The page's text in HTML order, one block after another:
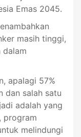
Emas 2045.
masih tinggi,
dalam
apalagi 57%
dan salah satu
adalah yang
program
melindungi